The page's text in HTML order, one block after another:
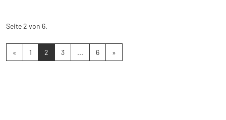
Seite 2 von 6.
« 1 2 3 ... 6 »